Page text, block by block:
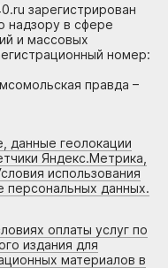
зарегистрирован
надзору в сфере
и массовых
номер:
правда –
данные геолокации
Яндекс.Метрика,
использования
персональных данных.
оплаты услуг по
издания для
материалов в